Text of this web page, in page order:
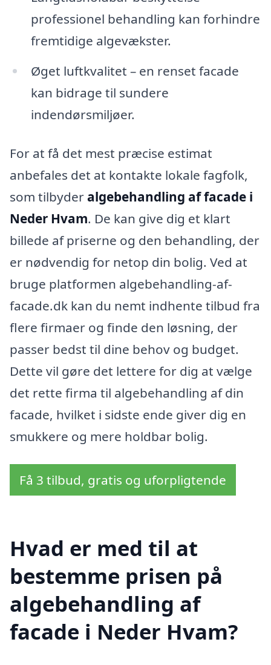
professionel behandling kan forhindre
fremtidige algevækster.
Øget luftkvalitet – en renset facade
kan bidrage til sundere
indendørsmiljøer.
For at få det mest præcise estimat
anbefales det at kontakte lokale fagfolk,
som tilbyder algebehandling af facade i
Neder Hvam. De kan give dig et klart
billede af priserne og den behandling, der
er nødvendig for netop din bolig. Ved at
bruge platformen algebehandling-af-
facade.dk kan du nemt indhente tilbud fra
flere firmaer og finde den løsning, der
passer bedst til dine behov og budget.
Dette vil gøre det lettere for dig at vælge
det rette firma til algebehandling af din
facade, hvilket i sidste ende giver dig en
smukkere og mere holdbar bolig.
Få 3 tilbud, gratis og uforpligtende
Hvad er med til at
bestemme prisen på
algebehandling af
facade i Neder Hvam?